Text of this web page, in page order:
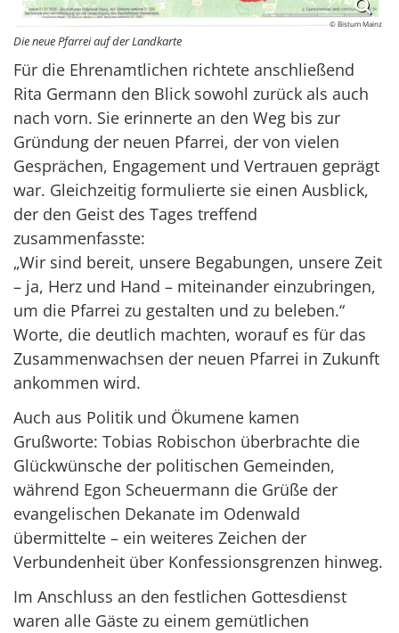
© Bistum Mainz
Die neue Pfarrei auf der Landkarte
Für die Ehrenamtlichen richtete anschließend
Rita Germann den Blick sowohl zurück als auch
nach vorn. Sie erinnerte an den Weg bis zur
Gründung der neuen Pfarrei, der von vielen
Gesprächen, Engagement und Vertrauen geprägt
war. Gleichzeitig formulierte sie einen Ausblick,
der den Geist des Tages treffend
zusammenfasste:
„Wir sind bereit, unsere Begabungen, unsere Zeit
– ja, Herz und Hand – miteinander einzubringen,
um die Pfarrei zu gestalten und zu beleben.“
Worte, die deutlich machten, worauf es für das
Zusammenwachsen der neuen Pfarrei in Zukunft
ankommen wird.
Auch aus Politik und Ökumene kamen
Grußworte: Tobias Robischon überbrachte die
Glückwünsche der politischen Gemeinden,
während Egon Scheuermann die Grüße der
evangelischen Dekanate im Odenwald
übermittelte – ein weiteres Zeichen der
Verbundenheit über Konfessionsgrenzen hinweg.
Im Anschluss an den festlichen Gottesdienst
waren alle Gäste zu einem gemütlichen